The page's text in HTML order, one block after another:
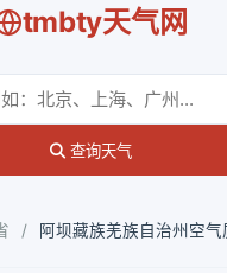
tmbty天气网
查询天气
/ 阿坝藏族羌族自治州空气